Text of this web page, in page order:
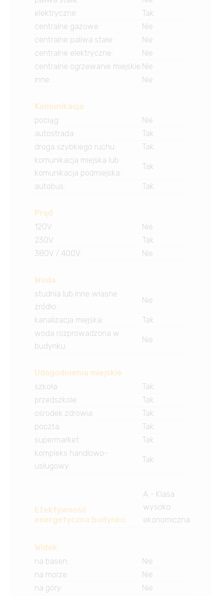
elektryczne:
Tak
centralne gazowe:
Nie
centralne paliwa stałe:
Nie
centralne elektryczne:
Nie
centralne ogrzewanie miejskie:Nie
inne: Nie
Komunikacja
pociąg:
Nie
autostrada:
Tak
droga szybkiego ruchu:
Tak
komunikacja miejska lub
komunikacja podmiejska:
Tak
autobus: Tak
Prąd
120V:
Nie
230V:
Tak
380V / 400V: Nie
Woda
studnia lub inne własne
źródło:
Nie
kanalizacja miejska:
Tak
woda rozprowadzona w
budynku:
Nie
Udogodnienia miejskie
szkoła:
Tak
przedszkole:
Tak
ośrodek zdrowia:
Tak
poczta:
Tak
supermarket:
Tak
kompleks handlowo-
usługowy:
Tak
Efektywność
energetyczna budynku
A - Klasa
wysoko
ekonomiczna
Widok
na basen:
Nie
na morze:
Nie
na góry:
Nie